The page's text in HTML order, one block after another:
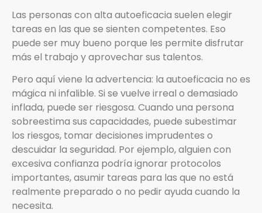
Las personas con alta autoeficacia suelen elegir
tareas en las que se sienten competentes. Eso
puede ser muy bueno porque les permite disfrutar
más el trabajo y aprovechar sus talentos.
Pero aquí viene la advertencia: la autoeficacia no es
mágica ni infalible. Si se vuelve irreal o demasiado
inflada, puede ser riesgosa. Cuando una persona
sobreestima sus capacidades, puede subestimar
los riesgos, tomar decisiones imprudentes o
descuidar la seguridad. Por ejemplo, alguien con
excesiva confianza podría ignorar protocolos
importantes, asumir tareas para las que no está
realmente preparado o no pedir ayuda cuando la
necesita.